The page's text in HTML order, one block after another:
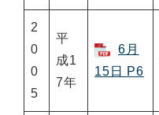
2
0
0
5
平
成1
7年
6月
15日 P6